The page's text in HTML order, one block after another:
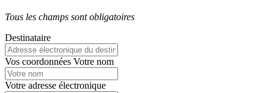
Tous les champs sont obligatoires
Destinataire
Vos coordonnées Votre nom
Votre adresse électronique